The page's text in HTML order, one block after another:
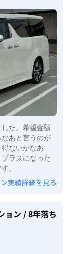
た。希望金額
あと言うのが
ないかなあ
ラスになった
。
実績詳細を見る
ョン / 8年落ち